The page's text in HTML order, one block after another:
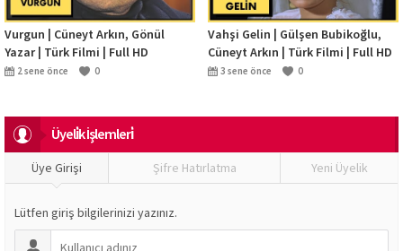
Vurgun | Cüneyt Arkın, Gönül
Yazar | Türk Filmi | Full HD
2 sene önce 0
Vahşi Gelin | Gülşen Bubikoğlu,
Cüneyt Arkın | Türk Filmi | Full HD
3 sene önce 0
Üyeli̇k İşlemleri̇
Üye Girişi Şifre Hatırlatma Yeni Üyelik
Lütfen giriş bilgilerinizi yazınız.